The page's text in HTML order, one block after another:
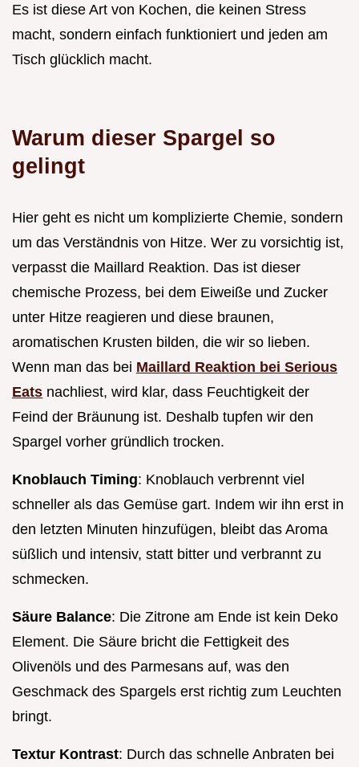
Es ist diese Art von Kochen, die keinen Stress
macht, sondern einfach funktioniert und jeden am
Tisch glücklich macht.
Warum dieser Spargel so
gelingt
Hier geht es nicht um komplizierte Chemie, sondern
um das Verständnis von Hitze. Wer zu vorsichtig ist,
verpasst die Maillard Reaktion. Das ist dieser
chemische Prozess, bei dem Eiweiße und Zucker
unter Hitze reagieren und diese braunen,
aromatischen Krusten bilden, die wir so lieben.
Wenn man das bei Maillard Reaktion bei Serious
Eats nachliest, wird klar, dass Feuchtigkeit der
Feind der Bräunung ist. Deshalb tupfen wir den
Spargel vorher gründlich trocken.
Knoblauch Timing: Knoblauch verbrennt viel
schneller als das Gemüse gart. Indem wir ihn erst in
den letzten Minuten hinzufügen, bleibt das Aroma
süßlich und intensiv, statt bitter und verbrannt zu
schmecken.
Säure Balance: Die Zitrone am Ende ist kein Deko
Element. Die Säure bricht die Fettigkeit des
Olivenöls und des Parmesans auf, was den
Geschmack des Spargels erst richtig zum Leuchten
bringt.
Textur Kontrast: Durch das schnelle Anbraten bei